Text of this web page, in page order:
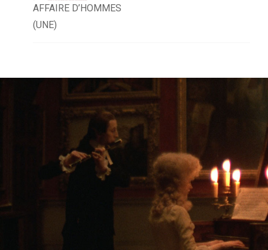
AFFAIRE D’HOMMES
(UNE)